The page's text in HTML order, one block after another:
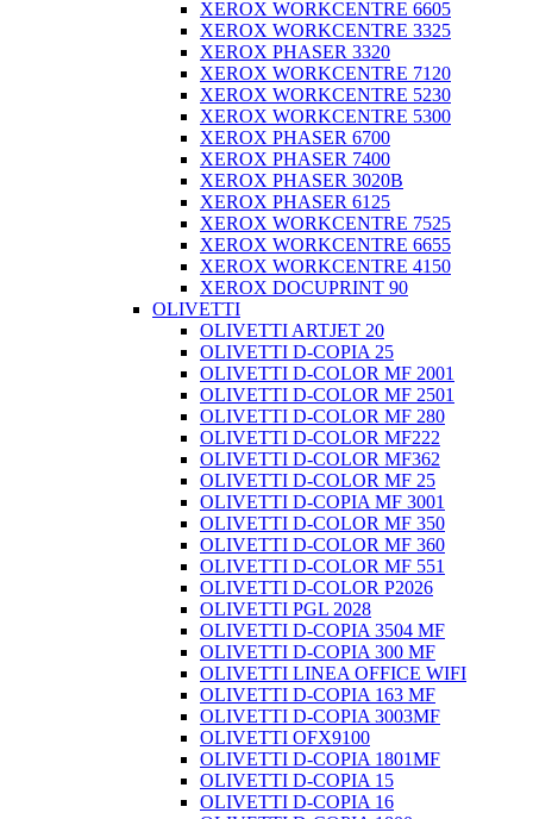
XEROX WORKCENTRE 6605
XEROX WORKCENTRE 3325
XEROX PHASER 3320
XEROX WORKCENTRE 7120
XEROX WORKCENTRE 5230
XEROX WORKCENTRE 5300
XEROX PHASER 6700
XEROX PHASER 7400
XEROX PHASER 3020B
XEROX PHASER 6125
XEROX WORKCENTRE 7525
XEROX WORKCENTRE 6655
XEROX WORKCENTRE 4150
XEROX DOCUPRINT 90
OLIVETTI
OLIVETTI ARTJET 20
OLIVETTI D-COPIA 25
OLIVETTI D-COLOR MF 2001
OLIVETTI D-COLOR MF 2501
OLIVETTI D-COLOR MF 280
OLIVETTI D-COLOR MF222
OLIVETTI D-COLOR MF362
OLIVETTI D-COLOR MF 25
OLIVETTI D-COPIA MF 3001
OLIVETTI D-COLOR MF 350
OLIVETTI D-COLOR MF 360
OLIVETTI D-COLOR MF 551
OLIVETTI D-COLOR P2026
OLIVETTI PGL 2028
OLIVETTI D-COPIA 3504 MF
OLIVETTI D-COPIA 300 MF
OLIVETTI LINEA OFFICE WIFI
OLIVETTI D-COPIA 163 MF
OLIVETTI D-COPIA 3003MF
OLIVETTI OFX9100
OLIVETTI D-COPIA 1801MF
OLIVETTI D-COPIA 15
OLIVETTI D-COPIA 16